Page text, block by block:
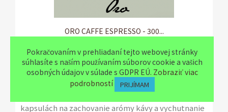
ORO CAFFE ESPRESSO - 300...
MISCELA CAFFE ESPRESSO VARANINI ORO - 300
KAPSÚL KOMPATIBILNÝCH S NESPRESSO*.
Zmes s vynikajúcou plnosťou a krémovosťou, s
kapsulách na zachovanie arómy kávy a vychutnanie
Pokračovaním v prehliadaní tejto webovej stránky
súhlasíte s naším používaním súborov cookie a vašich
osobných údajov v súlade s GDPR EÚ. Zobraziť viac
podrobností
PRIJÍMAM